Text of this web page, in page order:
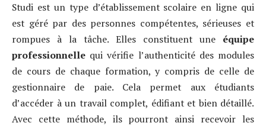
Studi est un type d’établissement scolaire en ligne qui
est géré par des personnes compétentes, sérieuses et
rompues à la tâche. Elles constituent une équipe
professionnelle qui vérifie l’authenticité des modules
de cours de chaque formation, y compris de celle de
gestionnaire de paie. Cela permet aux étudiants
d’accéder à un travail complet, édifiant et bien détaillé.
Avec cette méthode, ils pourront ainsi recevoir les